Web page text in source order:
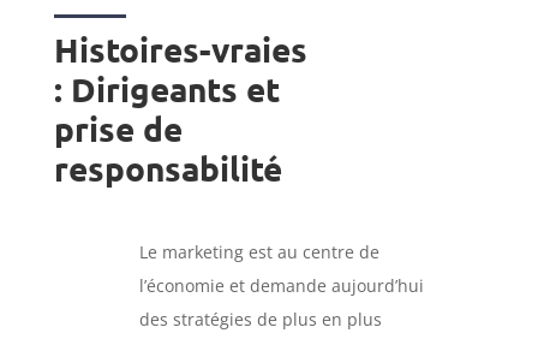
Histoires-vraies
: Dirigeants et
prise de
responsabilité
Le marketing est au centre de
l’économie et demande aujourd’hui
des stratégies de plus en plus